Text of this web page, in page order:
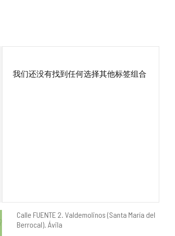
邮
寄
Calle FUENTE 2. Valdemolinos (Santa María del
Berrocal). Ávila
我们还没有找到任何选择其他标签组合